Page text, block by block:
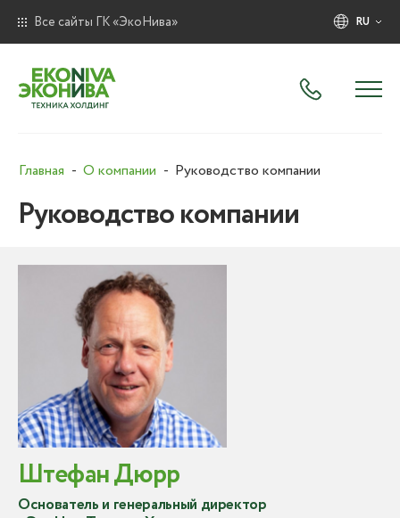
Все сайты ГК «ЭкоНива» RU
Главная О компании Руководство компании
Руководство компании
Штефан Дюрр
Основатель и генеральный директор